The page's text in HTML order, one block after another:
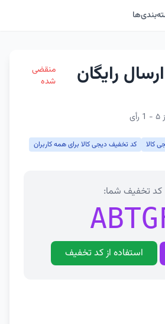
رایگان
منقضی
شده
کالا کد تخفیف دیجی کالا برای همه کاربران
کد تخفیف شما:
استفاده از کد تخفیف